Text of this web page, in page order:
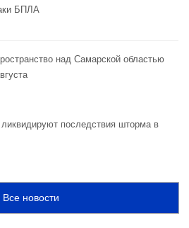
БПЛА
над Самарской областью
последствия шторма в
Все новости